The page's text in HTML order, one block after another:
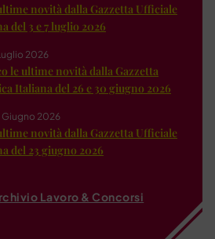
novità dalla Gazzetta Ufficiale
del 3 e 7 luglio 2026
2026
le ultime novità dalla Gazzetta
Italiana del 26 e 30 giugno 2026
Giugno 2026
novità dalla Gazzetta Ufficiale
del 23 giugno 2026
Lavoro & Concorsi